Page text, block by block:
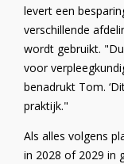
levert een
verschillende
wordt gebruikt.
voor
benadrukt Tom.
praktijk."
Als alles volgens
in 2028 of 2029 in